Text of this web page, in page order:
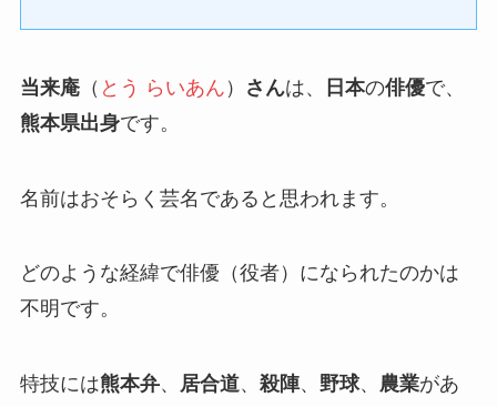
当来庵（ とう らいあん ） さんは、 日本の俳優で、
熊本県出身です。
名前はおそらく芸名であると思われます。
どのような経緯で俳優（役者）になられたのかは
不明です。
特技には熊本弁、 居合道、 殺陣、 野球、 農業があ